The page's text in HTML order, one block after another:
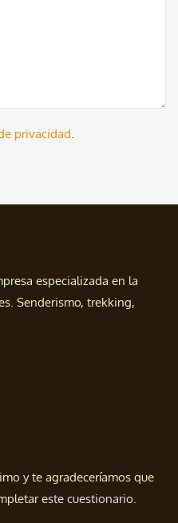
privacidad
especializada en la
Senderismo, trekking,
y te agradeceríamos que
este cuestionario.